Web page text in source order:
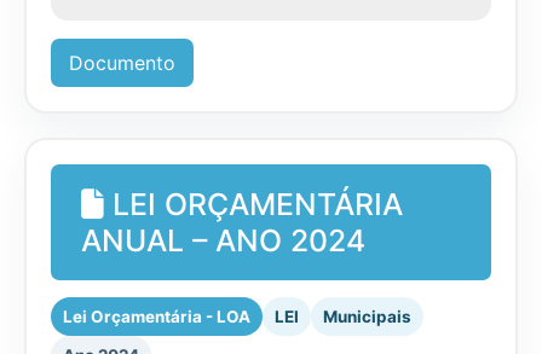
Documento
LEI ORÇAMENTÁRIA
ANUAL – ANO 2024
Lei Orçamentária - LOA LEI
Municipais